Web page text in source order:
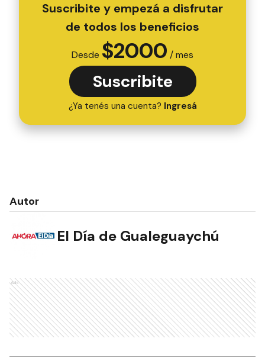
Suscribite y empezá a disfrutar
de todos los beneficios
Desde $2000 / mes
Suscribite
¿Ya tenés una cuenta? Ingresá
Autor
El Día de Gualeguaychú
Ads